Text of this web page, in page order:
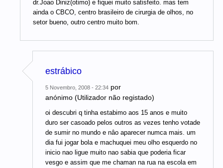
dr.Joao Diniz(otimo) e fiquei muito satisfeito. mas tem
ainda o CBCO, centro brasileiro de cirurgia de olhos, no
setor bueno, outro centro muito bom.
estrábico
5 Novembro, 2008 - 22:34 por
anónimo (Utilizador não registado)
oi descubri q tinha estabimo aos 15 anos e muito
duro ser casoado pelos outros as vezes tenho votade
de sumir no mundo e nâo aparecer numca mais. um
dia fui jogar bola e machuquei meu olho esquerdo no
inicio nao ligue muito nao sabia que poderia ficar
vesgo e assim que me chaman na rua na escola em